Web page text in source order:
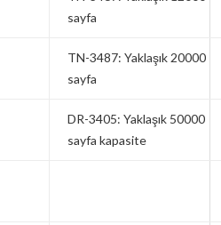
sayfa
TN-3487: Yaklaşık 20000
sayfa
DR-3405: Yaklaşık 50000
sayfa kapasite